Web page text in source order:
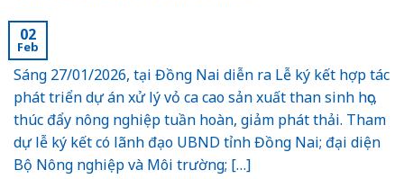
02
Feb
Sáng 27/01/2026, tại Đồng Nai diễn ra Lễ ký kết hợp tác
phát triển dự án xử lý vỏ ca cao sản xuất than sinh học,
thúc đẩy nông nghiệp tuần hoàn, giảm phát thải. Tham
dự lễ ký kết có lãnh đạo UBND tỉnh Đồng Nai; đại diện
Bộ Nông nghiệp và Môi trường; […]